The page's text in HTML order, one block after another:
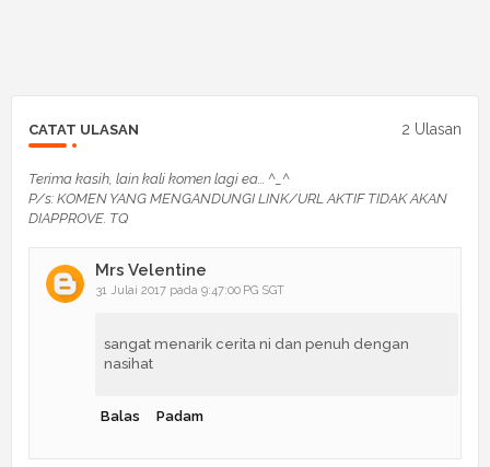
CATAT ULASAN 2 Ulasan
Terima kasih, lain kali komen lagi ea... ^_^
P/s: KOMEN YANG MENGANDUNGI LINK/URL AKTIF TIDAK AKAN
DIAPPROVE. TQ
Mrs Velentine
31 Julai 2017 pada 9:47:00 PG SGT
sangat menarik cerita ni dan penuh dengan
nasihat
Balas Padam